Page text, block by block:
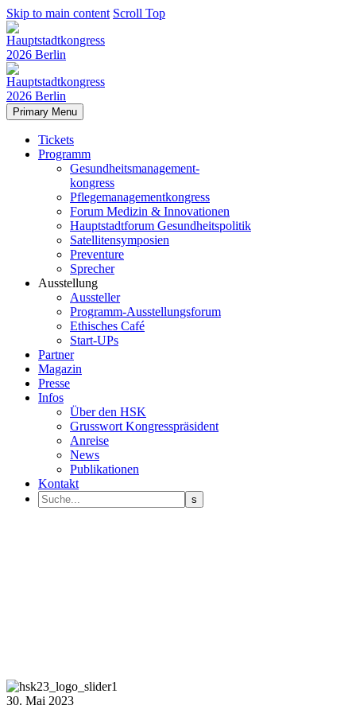
Skip to main content Scroll Top
Primary Menu
Tickets
Programm
Gesundheitsmanagement-
kongress
Pflegemanagementkongress
Forum Medizin & Innovationen
Hauptstadtforum Gesundheitspolitik
Satellitensymposien
Preventure
Sprecher
Ausstellung
Aussteller
Programm-Ausstellungsforum
Ethisches Café
Start-UPs
Partner
Magazin
Presse
Infos
Über den HSK
Grusswort Kongresspräsident
Anreise
News
Publikationen
Kontakt
30. Mai 2023